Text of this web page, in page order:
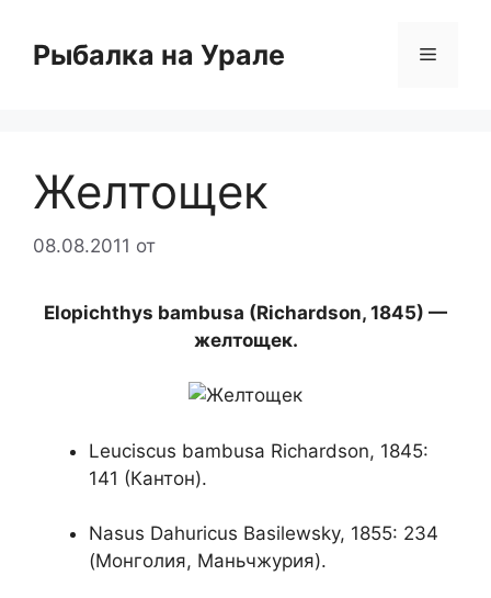
содержимому
Рыбалка на Урале Меню
Желтощек
08.08.2011 от
Elopichthys bambusa (Richardson, 1845) —
желтощек.
Leuciscus bambusa Richardson, 1845:
141 (Кантон).
Nasus Dahuricus Basilewsky, 1855: 234
(Монголия, Маньчжурия).